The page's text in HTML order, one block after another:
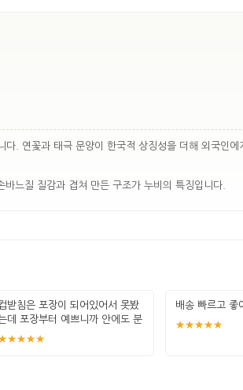
. 연꽃과 태극 문양이 한국적 상징성을 더해 외국인에
느질 질감과 겹쳐 만든 구조가 누비의 특징입니다.
받침은 포장이 되어있어서 못봤
데 포장부터 예쁘니까 안에도 분
명 예쁘겠
배송 빠르고 좋
★★★★★